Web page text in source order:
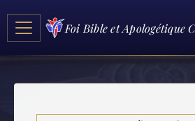
Foi Bible et Apologétique